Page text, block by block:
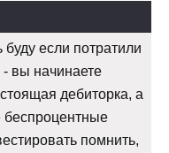
если потратили
вы начинаете
дебиторка, а
беспроцентные
помнить,